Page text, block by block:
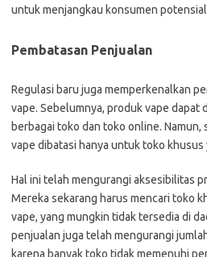
untuk menjangkau konsumen
Pembatasan Penjualan
Regulasi baru juga memperkenalkan
vape. Sebelumnya, produk vape dapat
berbagai toko dan toko online.
vape dibatasi hanya untuk toko khusus
Hal ini telah mengurangi aksesibilitas
Mereka sekarang harus mencari toko
vape, yang mungkin tidak tersedia di
penjualan juga telah mengurangi
karena banyak toko tidak memenuhi